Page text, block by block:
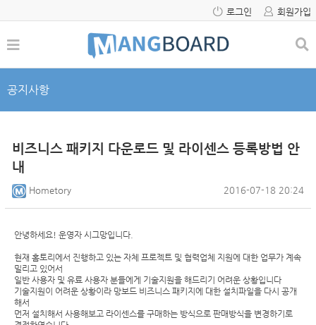
로그인 회원가입
공지사항
비즈니스 패키지 다운로드 및 라이센스 등록방법 안
내
Hometory 2016-07-18 20:24
안녕하세요! 운영자 시그망입니다.
현재 홈토리에서 진행하고 있는 자체 프로젝트 및 협력업체 지원에 대한 업무가 계속
밀리고 있어서
일반 사용자 및 유료 사용자 분들에게 기술지원을 해드리기 어려운 상황입니다
기술지원이 어려운 상황이라 망보드 비즈니스 패키지에 대한 설치파일을 다시 공개
해서
먼저 설치해서 사용해보고 라이센스를 구매하는 방식으로 판매방식을 변경하기로